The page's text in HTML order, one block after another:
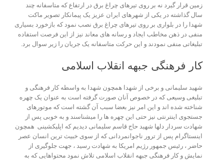
زمین قرار گیرد نه بر روی تیرهای چراغ برق در ارتفاع که متاسفانه چند
سال گذاشته در یکی از شهرهای ایران عزیز یک پیمانکار تصویر ماکت
شهدا را در بلواری بر روی تیرهای چراغ برق نصب نمود که بازخورد بسیاری
منفی در ذهن مخاطب ایجاد و رسانه های معاند نیز از این فرصت استفاده
تبلیغاتی منفی نمودند و این حرکت متاسفانه یک جریان را زیر سوال برد.
کار فرهنگی جبهه انقلاب اسلامی
شهید سلیمانی و برخی از شهدا همچون شهدا به واسطه کار فرهنگی و
تبلیغی وسیعی که در خصوص آنان صورت گرفته است به عنوان یک چهره
شناخته شده اند و این امر نیز بعضا سبب آن گشته است که موتورهای
جستجوی اینترنتی نیز حتی این چهره ها را میشناسند و به خوبی پس از
شهادت سردار دلها شهید حاج قاسم سلیمانی دیدیم که اپلیکشینی همچون
اینستاگرام پس از ترور ناجوانمردانی که از سوی خبیث ترین انسان عصر
حاضر ، رئیس جمهور رژیم امریکا به شهادت رسید ، جهت جلوگیری از
نمایش و کار فرهنگی جبهه انقلاب اسلامی تلاش نمود محتواهایی که به